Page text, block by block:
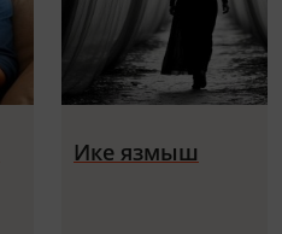
Ике язмыш